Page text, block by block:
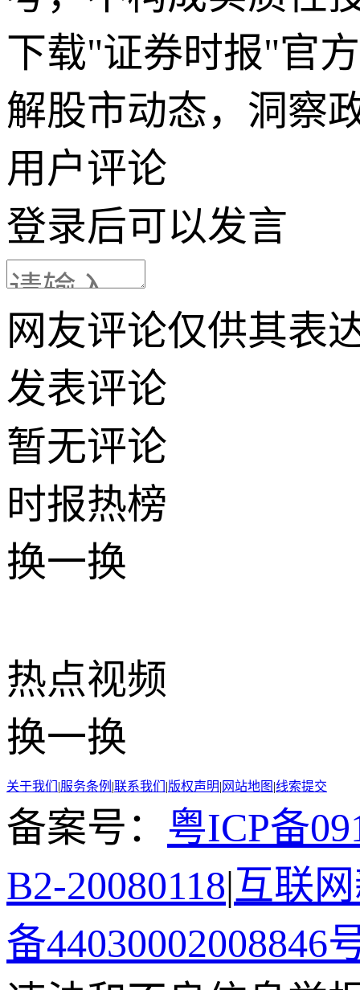
下载"证券时报"官
解股市动态，洞察
用户评论
登录后可以发言
网友评论仅供其表
发表评论
暂无评论
时报热榜
换一换
热点视频
换一换
关于我们 |服务条例 |联系我们 |版权声明| 网站地图 |线索提交
备案号： 粤ICP备
B2-20080118|互联
备44030002008846